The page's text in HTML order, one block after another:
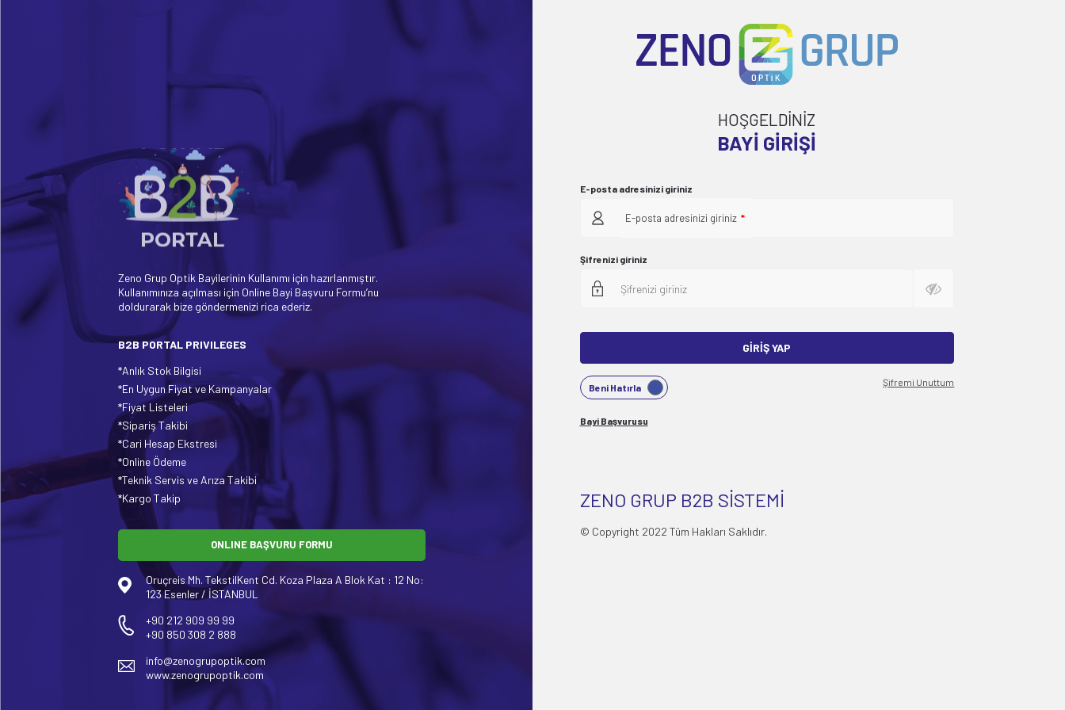
Zeno Grup Optik Bayilerinin Kullanımı için hazırlanmıştır.
Kullanımınıza açılması için Online Bayi Başvuru Formu’nu
doldurarak bize göndermenizi rica ederiz.
B2B PORTAL PRIVILEGES
*Anlık Stok Bilgisi
*En Uygun Fiyat ve Kampanyalar
*Fiyat Listeleri
*Sipariş Takibi
*Cari Hesap Ekstresi
*Online Ödeme
*Teknik Servis ve Arıza Takibi
*Kargo Takip
ONLINE BAŞVURU FORMU
Oruçreis Mh. TekstilKent Cd. Koza Plaza A Blok Kat : 12 No:
123 Esenler / İSTANBUL
+90 212 909 99 99
+90 850 308 2 888
info@zenogrupoptik.com
www.zenogrupoptik.com
HOŞGELDİNİZ
BAYI GIRIŞI
E-posta adresinizi giriniz
E-posta adresinizi giriniz *
Şifrenizi giriniz
GIRIŞ YAP
Beni Hatırla Şifremi Unuttum
Bayi Başvurusu
ZENO GRUP B2B SİSTEMİ
© Copyright 2022 Tüm Hakları Saklıdır.